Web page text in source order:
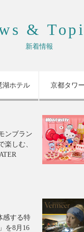
&
新着情報
湖ホテル 京都タワ
ンブラン
楽しむ、
感する特
を8月16